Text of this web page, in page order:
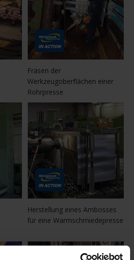
Fräsen der
Werkzeugoberflächen einer
Rohrpresse
Herstellung eines Ambosses
für eine Warmschmiedepresse